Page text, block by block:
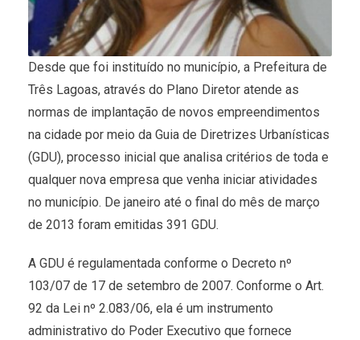
Desde que foi instituído no município, a Prefeitura de
Três Lagoas, através do Plano Diretor atende as
normas de implantação de novos empreendimentos
na cidade por meio da Guia de Diretrizes Urbanísticas
(GDU), processo inicial que analisa critérios de toda e
qualquer nova empresa que venha iniciar atividades
no município. De janeiro até o final do mês de março
de 2013 foram emitidas 391 GDU.
A GDU é regulamentada conforme o Decreto nº
103/07 de 17 de setembro de 2007. Conforme o Art.
92 da Lei nº 2.083/06, ela é um instrumento
administrativo do Poder Executivo que fornece